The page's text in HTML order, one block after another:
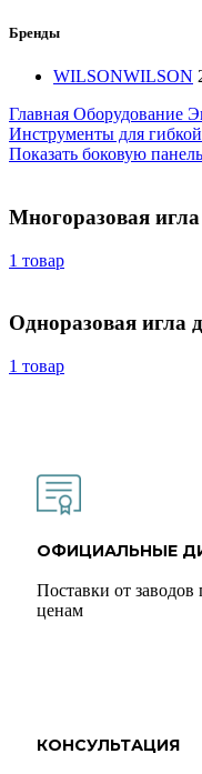
Бренды
WILSONWILSON
Главная Оборудование
Инструменты для
Показать боковую панель
Многоразовая
1 товар
Одноразовая игла
1 товар
ОФИЦИАЛЬНЫЕ
Поставки от
ценам
КОНСУЛЬТАЦИЯ